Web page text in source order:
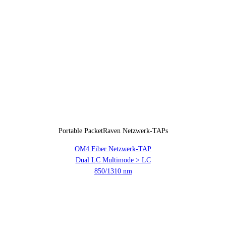
Portable PacketRaven Netzwerk-TAPs
OM4 Fiber Netzwerk-TAP
Dual LC Multimode > LC
850/1310 nm